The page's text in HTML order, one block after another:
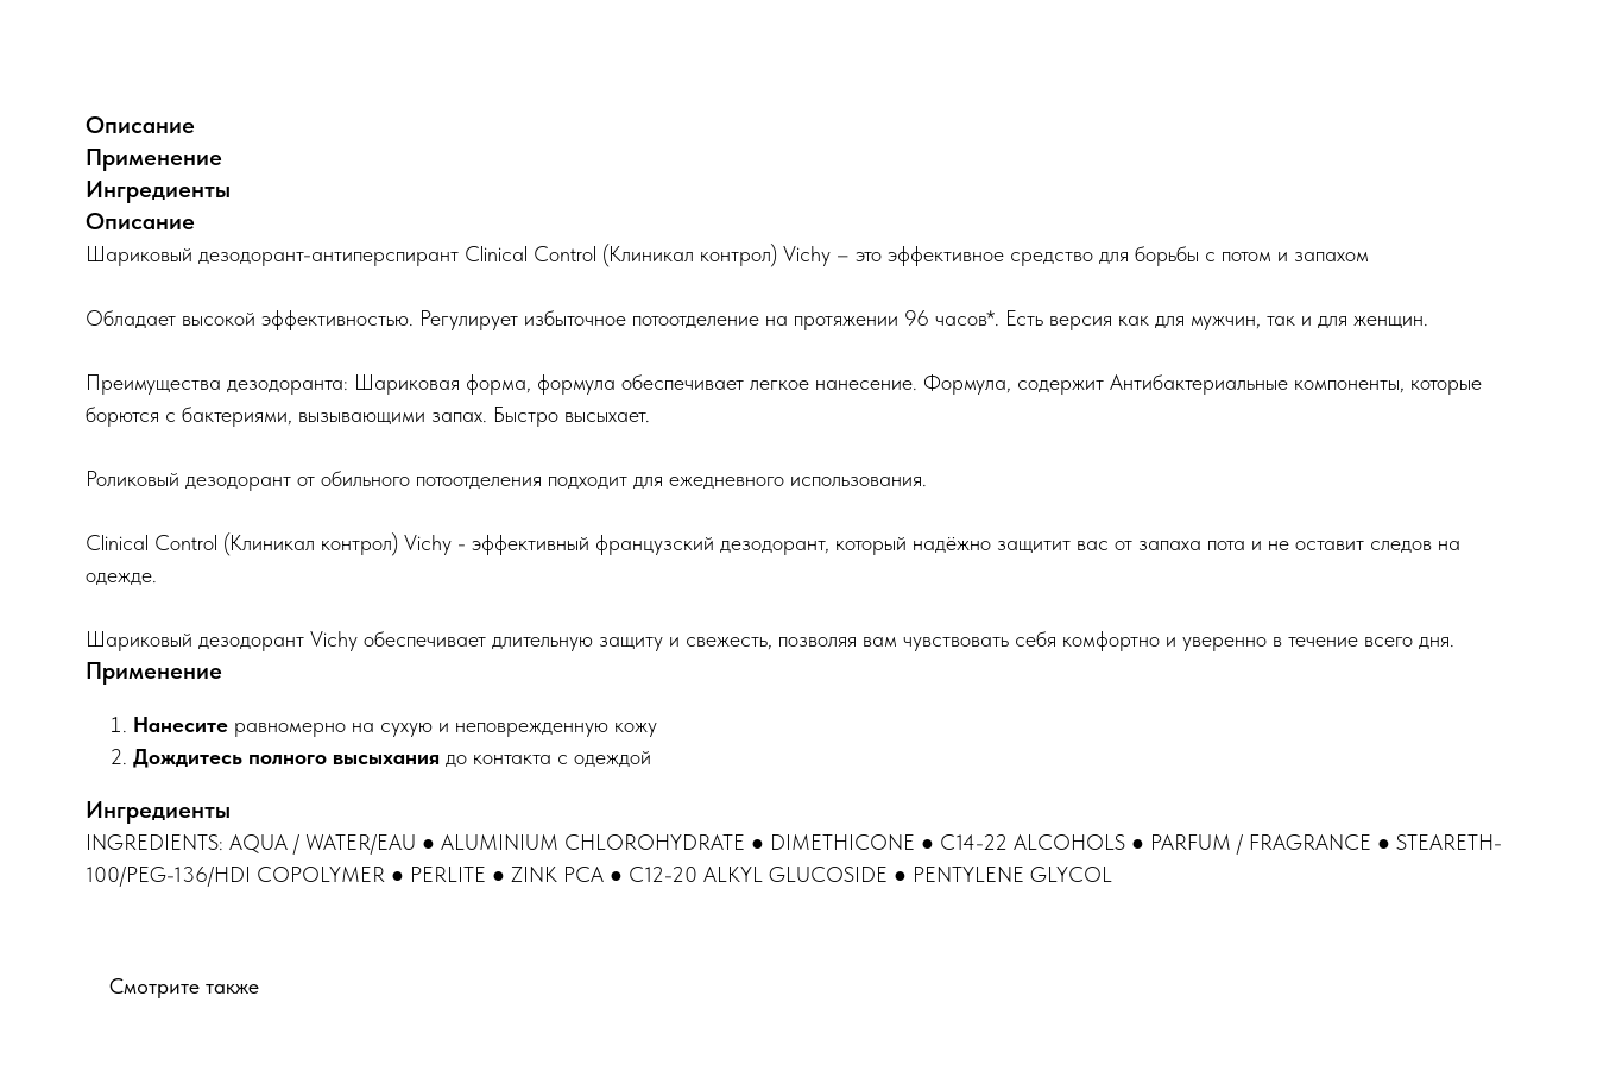
Описание
Применение
Ингредиенты
Описание
Шариковый дезодорант-антиперспирант Clinical Control (Клиникал контрол) Vichy – это эффективное средство для борьбы с потом и запахом
Обладает высокой эффективностью. Регулирует избыточное потоотделение на протяжении 96 часов*. Есть версия как для мужчин, так и для женщин.
Преимущества дезодоранта: Шариковая форма, формула обеспечивает легкое нанесение. Формула, содержит Антибактериальные компоненты, которые
борются с бактериями, вызывающими запах. Быстро высыхает.
Роликовый дезодорант от обильного потоотделения подходит для ежедневного использования.
Clinical Control (Клиникал контрол) Vichy - эффективный французский дезодорант, который надёжно защитит вас от запаха пота и не оставит следов на
одежде.
Шариковый дезодорант Vichy обеспечивает длительную защиту и свежесть, позволяя вам чувствовать себя комфортно и уверенно в течение всего дня.
Применение
Нанесите равномерно на сухую и неповрежденную кожу
Дождитесь полного высыхания до контакта с одеждой
Ингредиенты
INGREDIENTS: AQUA / WATER/EAU ● ALUMINIUM CHLOROHYDRATE ● DIMETHICONE ● C14-22 ALCOHOLS ● PARFUM / FRAGRANCE ● STEARETH-
100/PEG-136/HDI COPOLYMER ● PERLITE ● ZINK PCA ● C12-20 ALKYL GLUCOSIDE ● PENTYLENE GLYCOL
Смотрите также